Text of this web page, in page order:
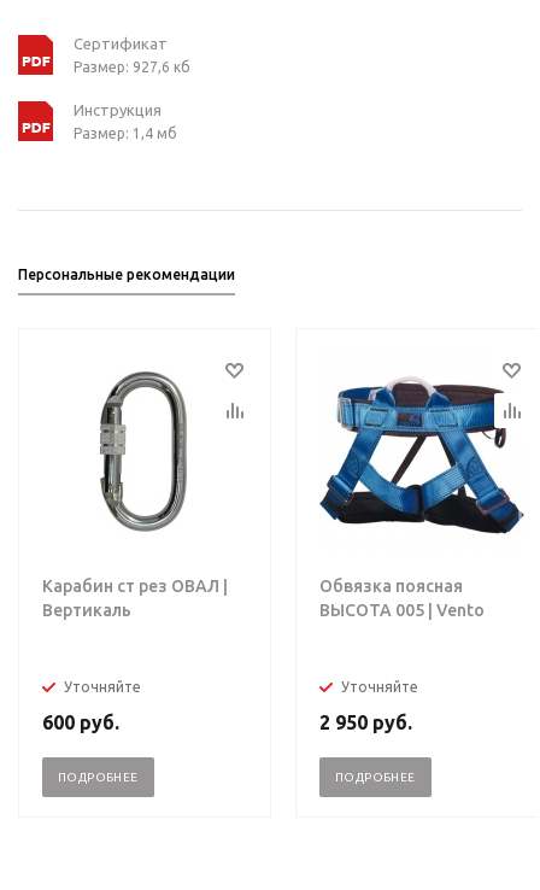
Сертификат
Размер: 927,6 кб
Инструкция
Размер: 1,4 мб
Персональные рекомендации
Карабин ст рез ОВАЛ |
Вертикаль
Уточняйте
600 руб.
ПОДРОБНЕЕ
Обвязка поясная
ВЫСОТА 005 | Vento
Уточняйте
2 950 руб.
ПОДРОБНЕЕ